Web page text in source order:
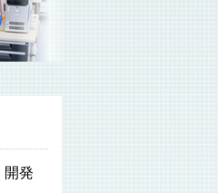
開発